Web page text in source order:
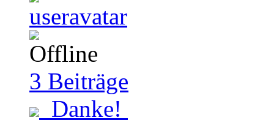
3 Beiträge
Danke!